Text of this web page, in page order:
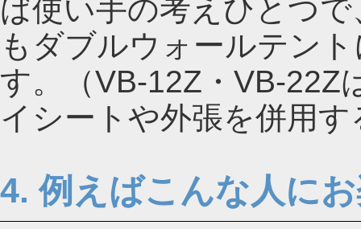
ば使い手の考えひとつ
もダブルウォールテン
す。（VB-12Z・VB-22Z
イシートや外張を併用
4. 例えばこんな人に